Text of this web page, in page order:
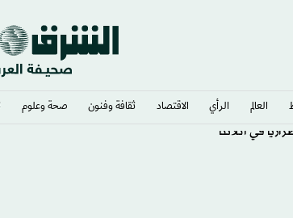
العالم الرأي الاقتصاد ثقافة وفنون صحة وعلوم
في أتلانتا